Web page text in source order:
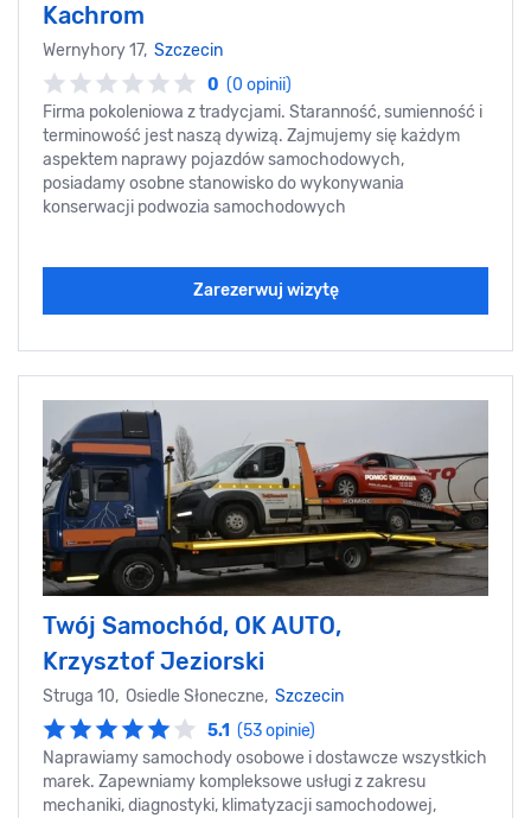
Kachrom
Wernyhory 17, Szczecin
0 (0 opinii)
Firma pokoleniowa z tradycjami. Staranność, sumienność i
terminowość jest naszą dywizą. Zajmujemy się każdym
aspektem naprawy pojazdów samochodowych,
posiadamy osobne stanowisko do wykonywania
konserwacji podwozia samochodowych
Zarezerwuj wizytę
Twój Samochód, OK AUTO,
Krzysztof Jeziorski
Struga 10, Osiedle Słoneczne, Szczecin
5.1 (53 opinie)
Naprawiamy samochody osobowe i dostawcze wszystkich
marek. Zapewniamy kompleksowe usługi z zakresu
mechaniki, diagnostyki, klimatyzacji samochodowej,